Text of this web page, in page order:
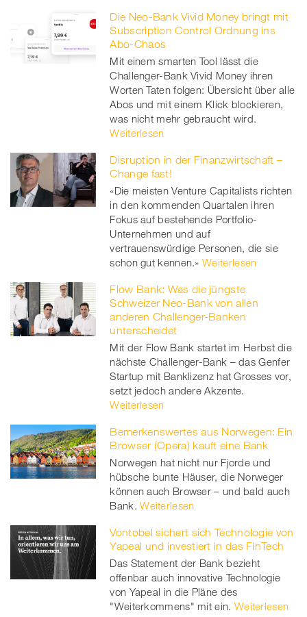
Die Neo-Bank Vivid Money bringt mit
Subscription Control Ordnung ins
Abo-Chaos
Mit einem smarten Tool lässt die
Challenger-Bank Vivid Money ihren
Worten Taten folgen: Übersicht über alle
Abos und mit einem Klick blockieren,
was nicht mehr gebraucht wird.
Weiterlesen
Disruption in der Finanzwirtschaft –
Change fast!
«Die meisten Venture Capitalists richten
in den kommenden Quartalen ihren
Fokus auf bestehende Portfolio-
Unternehmen und auf
vertrauenswürdige Personen, die sie
schon gut kennen.» Weiterlesen
Flow Bank: Was die jüngste
Schweizer Neo-Bank von allen
anderen Challenger-Banken
unterscheidet
Mit der Flow Bank startet im Herbst die
nächste Challenger-Bank – das Genfer
Startup mit Banklizenz hat Grosses vor,
setzt jedoch andere Akzente.
Weiterlesen
Bemerkenswertes aus Norwegen: Ein
Browser (Opera) kauft eine Bank
Norwegen hat nicht nur Fjorde und
hübsche bunte Häuser, die Norweger
können auch Browser – und bald auch
Bank. Weiterlesen
Vontobel sichert sich Technologie von
Yapeal und investiert in das FinTech
Das Statement der Bank bezieht
offenbar auch innovative Technologie
von Yapeal in die Pläne des
"Weiterkommens" mit ein. Weiterlesen